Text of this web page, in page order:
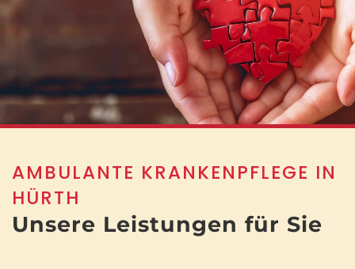
AMBULANTE KRANKENPFLEGE IN
HÜRTH
Unsere Leistungen für Sie